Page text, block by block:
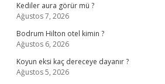
Kediler aura görür mü ?
Ağustos 7, 2026
Bodrum Hilton otel kimin ?
Ağustos 6, 2026
Koyun eksi kaç dereceye dayanır ?
Ağustos 5, 2026